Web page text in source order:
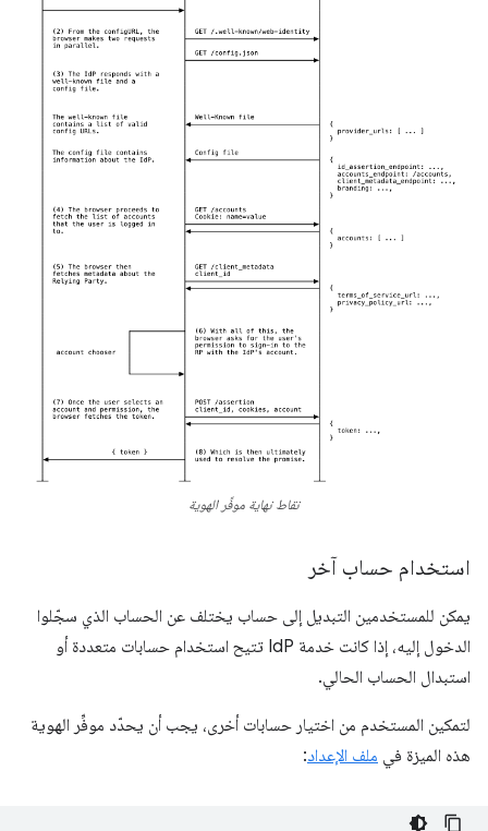
نقاط نهاية موفِّر الهوية
استخدام حساب آخر
يمكن للمستخدمين التبديل إلى حساب يختلف عن الحساب الذي سجّلوا
الدخول إليه، إذا كانت خدمة IdP تتيح استخدام حسابات متعددة أو
استبدال الحساب الحالي.
لتمكين المستخدم من اختيار حسابات أخرى، يجب أن يحدّد موفِّر الهوية
هذه الميزة في ملف الإعداد: